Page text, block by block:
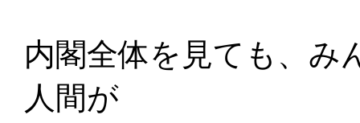
内閣全体を見ても、み
人間が